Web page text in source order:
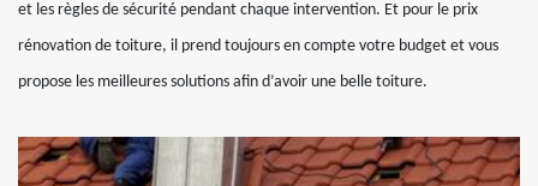
et les règles de sécurité pendant chaque intervention. Et pour le prix
rénovation de toiture, il prend toujours en compte votre budget et vous
propose les meilleures solutions afin d’avoir une belle toiture.